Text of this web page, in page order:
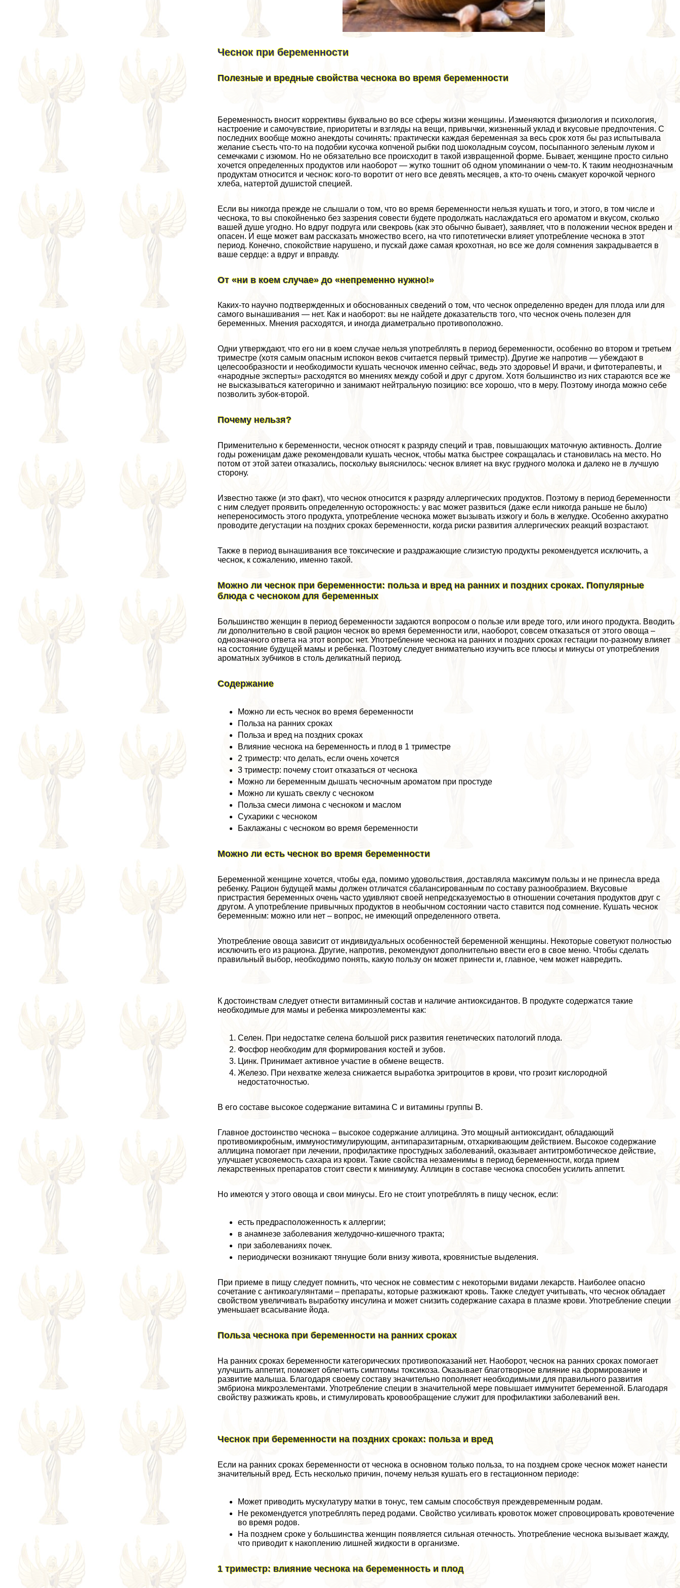
Чеснок при беременности
Полезные и вредные свойства чеснока во время беременности
Беременность вносит коррективы буквально во все сферы жизни женщины. Изменяются физиология и психология,
настроение и самочувствие, приоритеты и взгляды на вещи, привычки, жизненный уклад и вкусовые предпочтения. С
последних вообще можно анекдоты сочинять: пpaктически каждая беременная за весь срок хотя бы раз испытывала
желание съесть что-то на подобии кусочка копченой рыбки под шоколадным соусом, посыпанного зеленым луком и
семечками с изюмом. Но не обязательно все происходит в такой извpaщeнной форме. Бывает, женщине просто сильно
хочется определенных продуктов или наоборот — жутко тошнит об одном упоминании о чем-то. К таким неоднозначным
продуктам относится и чеснок: кого-то воротит от него все девять месяцев, а кто-то очень смакует корочкой черного
хлеба, натертой душистой специей.
Если вы никогда прежде не слышали о том, что во время беременности нельзя кушать и того, и этого, в том числе и
чеснока, то вы спокойненько без зазрения совести будете продолжать наслаждаться его ароматом и вкусом, сколько
вашей душе угодно. Но вдруг подруга или свекровь (как это обычно бывает), заявляет, что в положении чеснок вреден и
опасен. И еще может вам рассказать множество всего, на что гипотетически влияет употрeбление чеснока в этот
период. Конечно, спокойствие нарушено, и пускай даже самая крохотная, но все же доля сомнения закрадывается в
ваше сердце: а вдруг и вправду.
От «ни в коем случае» до «непременно нужно!»
Каких-то научно подтвержденных и обоснованных сведений о том, что чеснок определенно вреден для плода или для
самого вынашивания — нет. Как и наоборот: вы не найдете доказательств того, что чеснок очень полезен для
беременных. Мнения расходятся, и иногда диаметрально противоположно.
Одни утверждают, что его ни в коем случае нельзя употрeбллять в период беременности, особенно во втором и третьем
триместре (хотя самым опасным испокон веков считается первый триместр). Другие же напротив — убеждают в
целесообразности и необходимости кушать чесночок именно сейчас, ведь это здоровье! И врачи, и фитотерапевты, и
«народные эксперты» расходятся во мнениях между собой и друг с другом. Хотя большинство из них стараются все же
не высказываться категорично и занимают нейтральную позицию: все хорошо, что в меру. Поэтому иногда можно себе
позволить зубок-второй.
Почему нельзя?
Применительно к беременности, чеснок относят к разряду специй и трав, повышающих маточную активность. Долгие
годы роженицам даже рекомендовали кушать чеснок, чтобы матка быстрее сокращалась и становилась на место. Но
потом от этой затеи отказались, поскольку выяснилось: чеснок влияет на вкус грудного молока и далеко не в лучшую
сторону.
Известно также (и это факт), что чеснок относится к разряду аллергических продуктов. Поэтому в период беременности
с ним следует проявить определенную осторожность: у вас может развиться (даже если никогда раньше не было)
непереносимость этого продукта, употрeбление чеснока может вызывать изжогу и боль в желудке. Особенно аккуратно
проводите дегустации на поздних сроках беременности, когда риски развития аллергических реакций возрастают.
Также в период вынашивания все токсические и раздражающие слизистую продукты рекомендуется исключить, а
чеснок, к сожалению, именно такой.
Можно ли чеснок при беременности: польза и вред на ранних и поздних сроках. Популярные
блюда с чесноком для беременных
Большинство женщин в период беременности задаются вопросом о пользе или вреде того, или иного продукта. Вводить
ли дополнительно в свой рацион чеснок во время беременности или, наоборот, совсем отказаться от этого овоща –
однозначного ответа на этот вопрос нет. Употрeбление чеснока на ранних и поздних сроках гестации по-разному влияет
на состояние будущей мамы и ребенка. Поэтому следует внимательно изучить все плюсы и минусы от употрeбления
ароматных зубчиков в столь деликатный период.
Содержание
Можно ли есть чеснок во время беременности
Польза на ранних сроках
Польза и вред на поздних сроках
Влияние чеснока на беременность и плод в 1 триместре
2 триместр: что делать, если очень хочется
3 триместр: почему стоит отказаться от чеснока
Можно ли беременным дышать чесночным ароматом при простуде
Можно ли кушать свеклу с чесноком
Польза смеси лимона с чесноком и маслом
Сухарики с чесноком
Баклажаны с чесноком во время беременности
Можно ли есть чеснок во время беременности
Беременной женщине хочется, чтобы еда, помимо удовольствия, доставляла максимум пользы и не принесла вреда
ребенку. Рацион будущей мамы должен отличатся сбалансированным по составу разнообразием. Вкусовые
пристрастия беременных очень часто удивляют своей непредсказуемостью в отношении сочетания продуктов друг с
другом. А употрeбление привычных продуктов в необычном состоянии часто ставится под сомнение. Кушать чеснок
беременным: можно или нет – вопрос, не имеющий определенного ответа.
Употрeбление овоща зависит от индивидуальных особенностей беременной женщины. Некоторые советуют полностью
исключить его из рациона. Другие, напротив, рекомендуют дополнительно ввести его в свое меню. Чтобы сделать
правильный выбор, необходимо понять, какую пользу он может принести и, главное, чем может навредить.
К достоинствам следует отнести витаминный состав и наличие антиоксидантов. В продукте содержатся такие
необходимые для мамы и ребенка микроэлементы как:
Селен. При недостатке селена большой риск развития генетических патологий плода.
Фосфор необходим для формирования костей и зубов.
Цинк. Принимает активное участие в обмене веществ.
Железо. При нехватке железа снижается выработка эритроцитов в крови, что грозит кислородной
недостаточностью.
В его составе высокое содержание витамина C и витамины группы B.
Главное достоинство чеснока – высокое содержание аллицина. Это мощный антиоксидант, обладающий
противомикробным, иммуностимулирующим, антипаразитарным, отхаркивающим действием. Высокое содержание
аллицина помогает при лечении, профилактике простудных заболеваний, оказывает антитромботическое действие,
улучшает усвояемость сахара из крови. Такие свойства незаменимы в период беременности, когда прием
лекарственных препаратов стоит свести к минимуму. Аллицин в составе чеснока способен усилить аппетит.
Но имеются у этого овоща и свои минусы. Его не стоит употрeбллять в пищу чеснок, если:
есть предрасположенность к аллергии;
в анамнезе заболевания желудочно-кишечного тpaкта;
при заболеваниях почек.
периодически возникают тянущие боли внизу живота, кровянистые выделения.
При приеме в пищу следует помнить, что чеснок не совместим с некоторыми видами лекарств. Наиболее опасно
сочетание с антикоагулянтами – препараты, которые разжижают кровь. Также следует учитывать, что чеснок обладает
свойством увеличивать выработку инсулина и может снизить содержание сахара в плазме крови. Употрeбление специи
уменьшает всасывание йода.
Польза чеснока при беременности на ранних сроках
На ранних сроках беременности категорических противопоказаний нет. Наоборот, чеснок на ранних сроках помогает
улучшить аппетит, поможет облегчить симптомы токсикоза. Оказывает благотворное влияние на формирование и
развитие малыша. Благодаря своему составу значительно пополняет необходимыми для правильного развития
эмбриона микроэлементами. Употрeбление специи в значительной мере повышает иммунитет беременной. Благодаря
свойству разжижать кровь, и стимулировать кровообращение служит для профилактики заболеваний вен.
Чеснок при беременности на поздних сроках: польза и вред
Если на ранних сроках беременности от чеснока в основном только польза, то на позднем сроке чеснок может нанести
значительный вред. Есть несколько причин, почему нельзя кушать его в гестационном периоде:
Может приводить мускулатуру матки в тонус, тем самым способствуя преждевременным родам.
Не рекомендуется употрeбллять перед родами. Свойство усиливать кровоток может спровоцировать кровотечение
во время родов.
На позднем сроке у большинства женщин появляется сильная отечность. Употрeбление чеснока вызывает жажду,
что приводит к накоплению лишней жидкости в организме.
1 триместр: влияние чеснока на беременность и плод